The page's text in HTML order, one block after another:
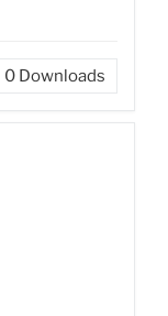
0 Downloads